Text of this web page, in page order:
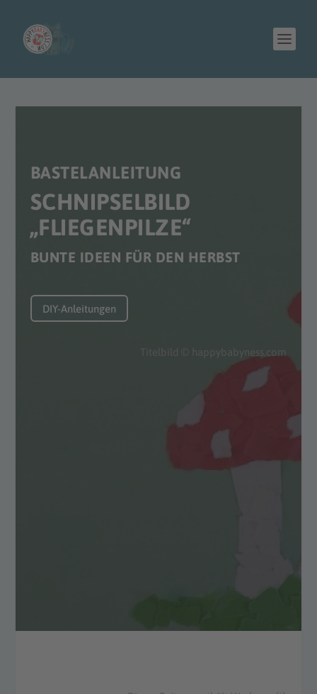
BASTELANLEITUNG
SCHNIPSELBILD
„FLIEGENPILZE“
BUNTE IDEEN FÜR DEN HERBST
DIY-Anleitungen
Titelbild © happybabyness.com